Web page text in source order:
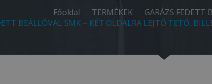
Főoldal - TERMÉKEK - GARÁZS FEDETT
BEÁLLÓVAL SMK – KÉT OLDALRA LEJTŐ TETŐ,